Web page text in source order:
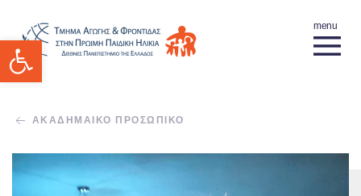
Ανοίξτε τη γραμμή εργαλείων
ΑΚΑΔΗΜΑΙΚΟ ΠΡΟΣΩΠΙΚΟ